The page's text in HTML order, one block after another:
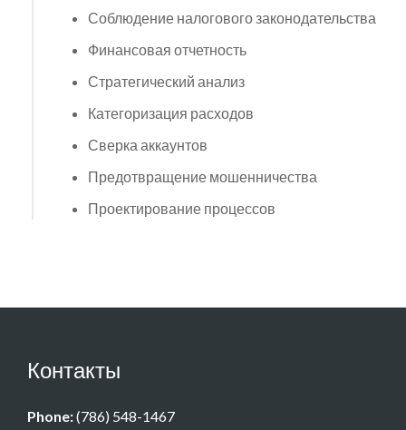
Соблюдение налогового законодательства
Финансовая отчетность
Стратегический анализ
Категоризация расходов
Сверка аккаунтов
Предотвращение мошенничества
Проектирование процессов
Контакты
Phone:(786) 548-1467